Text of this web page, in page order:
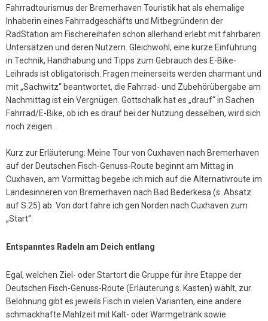
Fahrradtourismus der Bremerhaven Touristik hat als ehemalige
Inhaberin eines Fahrradgeschäfts und Mitbegründerin der
RadStation am Fischereihafen schon allerhand erlebt mit fahrbaren
Untersätzen und deren Nutzern. Gleichwohl, eine kurze Einführung
in Technik, Handhabung und Tipps zum Gebrauch des E-Bike-
Leihrads ist obligatorisch. Fragen meinerseits werden charmant und
mit „Sachwitz“ beantwortet, die Fahrrad- und Zubehörübergabe am
Nachmittag ist ein Vergnügen. Gottschalk hat es „drauf“ in Sachen
Fahrrad/E-Bike, ob ich es drauf bei der Nutzung desselben, wird sich
noch zeigen.
Kurz zur Erläuterung: Meine Tour von Cuxhaven nach Bremerhaven
auf der Deutschen Fisch-Genuss-Route beginnt am Mittag in
Cuxhaven, am Vormittag begebe ich mich auf die Alternativroute im
Landesinneren von Bremerhaven nach Bad Bederkesa (s. Absatz
auf S.25) ab. Von dort fahre ich gen Norden nach Cuxhaven zum
„Start“.
Entspanntes Radeln am Deich entlang
Egal, welchen Ziel- oder Startort die Gruppe für ihre Etappe der
Deutschen Fisch-Genuss-Route (Erläuterung s. Kasten) wählt, zur
Belohnung gibt es jeweils Fisch in vielen Varianten, eine andere
schmackhafte Mahlzeit mit Kalt- oder Warmgetränk sowie